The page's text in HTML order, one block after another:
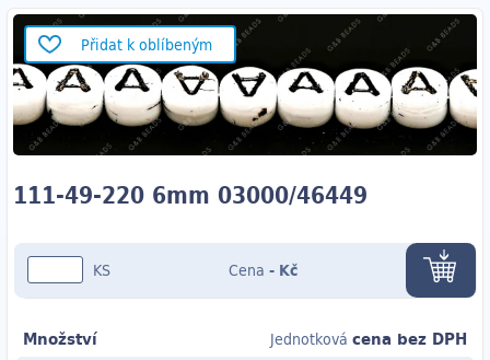
Přidat k oblíbeným
111-49-220 6mm 03000/46449
KS Cena - Kč
Množství Jednotková cena bez DPH